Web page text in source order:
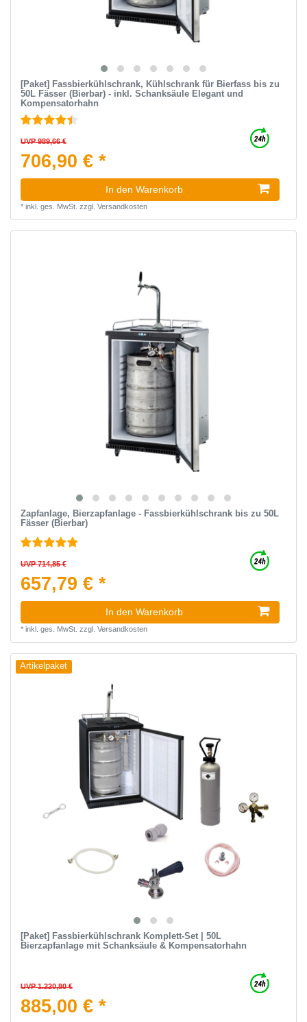
[Paket] Fassbierkühlschrank, Kühlschrank für Bierfass bis zu
50L Fässer (Bierbar) - inkl. Schanksäule Elegant und
Kompensatorhahn
UVP 989,66 €
706,90 € *
In den Warenkorb
* inkl. ges. MwSt. zzgl. Versandkosten
Zapfanlage, Bierzapfanlage - Fassbierkühlschrank bis zu 50L
Fässer (Bierbar)
UVP 714,85 €
657,79 € *
In den Warenkorb
* inkl. ges. MwSt. zzgl. Versandkosten
Artikelpaket
[Paket] Fassbierkühlschrank Komplett-Set | 50L
Bierzapfanlage mit Schanksäule & Kompensatorhahn
UVP 1.220,80 €
885,00 € *